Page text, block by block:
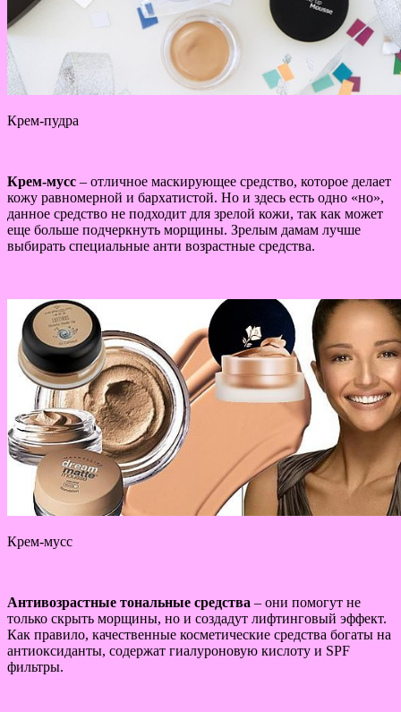
Крем-пудра
Крем-мусс – отличное маскирующее средство, которое делает
кожу равномерной и бархатистой. Но и здесь есть одно «но»,
данное средство не подходит для зрелой кожи, так как может
еще больше подчеркнуть морщины. Зрелым дамам лучше
выбирать специальные анти возрастные средства.
Крем-мусс
Антивозрастные тональные средства – они помогут не
только скрыть морщины, но и создадут лифтинговый эффект.
Как правило, качественные косметические средства богаты на
антиоксиданты, содержат гиалуроновую кислоту и SPF
фильтры.